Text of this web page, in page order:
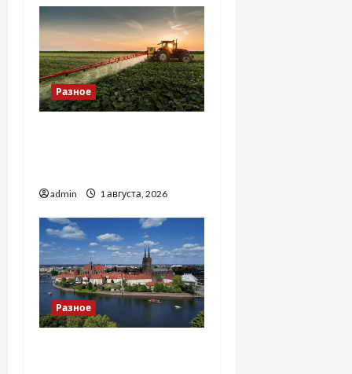
Разное
admin 1 августа, 2026
Разное